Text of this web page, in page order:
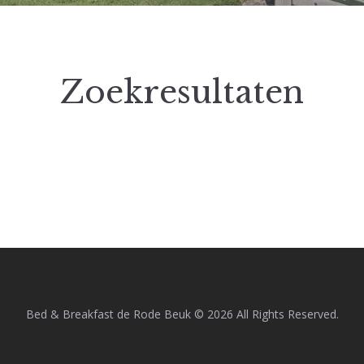
Zoekresultaten
Bed & Breakfast de Rode Beuk © 2026 All Rights Reserved.